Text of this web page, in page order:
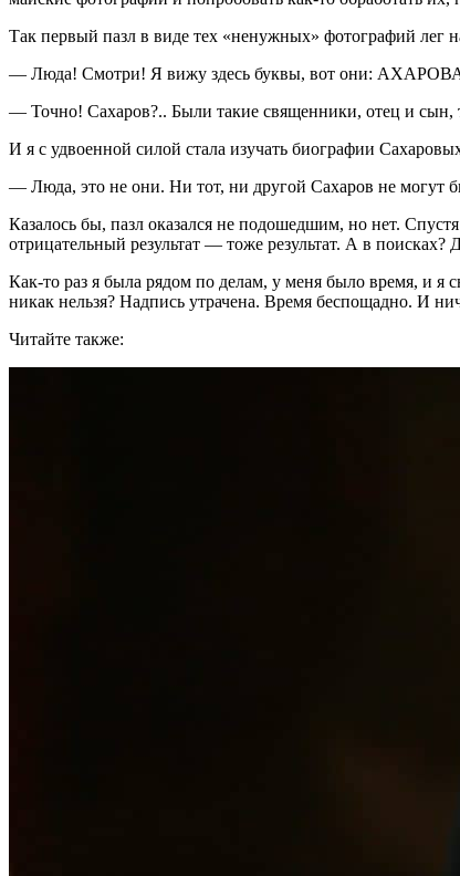
Так первый пазл в виде тех «ненужных» фотографий лег
— Люда! Смотри! Я вижу здесь буквы, вот они:
— Точно! Сахаров?.. Были такие священники, отец и сын,
И я с удвоенной силой стала изучать биографии
— Люда, это не они. Ни тот, ни другой Сахаров не могут
Казалось бы, пазл оказался не подошедшим, но нет.
отрицательный результат — тоже результат. А в поисках?
Как-то раз я была рядом по делам, у меня было время, и я
никак нельзя? Надпись утрачена. Время беспощадно. И
Читайте также: